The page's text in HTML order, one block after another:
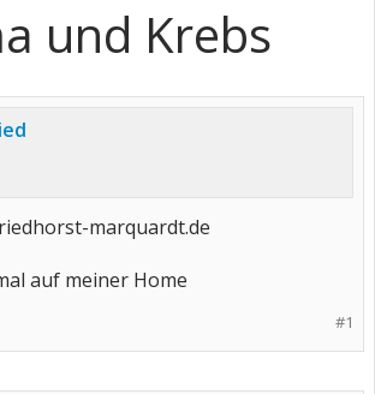
und Krebs
marquardt.de
auf meiner Home
#1